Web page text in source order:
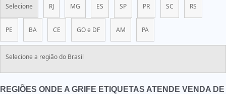
Selecione RJ MG ES SP PR SC RS
PE BA CE GO e DF AM PA
Selecione a região do Brasil
REGIÕES ONDE A GRIFE ETIQUETAS ATENDE VENDA DE